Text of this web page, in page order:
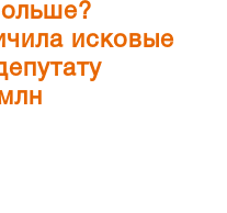
исковые